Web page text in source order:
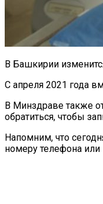
В Башкирии
С апреля 2021 года
В Минздраве также
обратиться, чтобы
Напомним, что
номеру телефона